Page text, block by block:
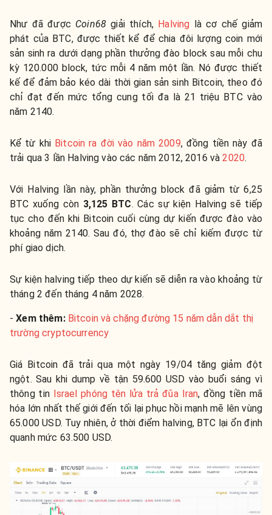
Như đã được Coin68 giải thích, Halving là cơ chế giảm
phát của BTC, được thiết kể để chia đôi lượng coin mới
sản sinh ra dưới dạng phần thưởng đào block sau mỗi chu
kỳ 120.000 block, tức mỗi 4 năm một lần. Nó được thiết
kế để đảm bảo kéo dài thời gian sản sinh Bitcoin, theo đó
chỉ đạt đến mức tổng cung tối đa là 21 triệu BTC vào
năm 2140.
Kể từ khi Bitcoin ra đời vào năm 2009, đồng tiền này đã
trải qua 3 lần Halving vào các năm 2012, 2016 và2020.
Với Halving lần này, phần thưởng block đã giảm từ 6,25
BTC xuống còn 3,125 BTC. Các sự kiện Halving sẽ tiếp
tục cho đến khi Bitcoin cuối cùng dự kiến được đào vào
khoảng năm 2140. Sau đó, thợ đào sẽ chỉ kiếm được từ
phí giao dịch.
Sự kiện halving tiếp theo dự kiến sẽ diễn ra vào khoảng từ
tháng 2 đến tháng 4 năm 2028.
-Xem thêm: Bitcoin và chặng đường 15 năm dẫn dắt thị
trường cryptocurrency
Giá Bitcoin đã trải qua một ngày 19/04 tăng giảm đột
ngột. Sau khi dump về tận 59.600 USD vào buổi sáng vì
thông tin Israel phóng tên lửa trả đũa Iran, đồng tiền mã
hóa lớn nhất thế giới đến tối lại phục hồi mạnh mẽ lên vùng
65.000 USD. Tuy nhiên, ở thời điểm halving, BTC lại ổn định
quanh mức 63.500 USD.